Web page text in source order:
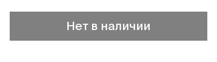
Нет в наличии